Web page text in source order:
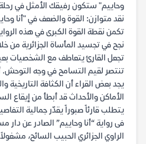
وحاييم" ستكون رفيقك الأمثل في
نقد متوازن: القوة والضعف في "أنا
تكمن نقطة القوة الكبرى في هذه
نجح في تجسيد المأساة الجزائرية من
تجعل القارئ يتعاطف مع الشخصيات
تنتصر لقيم التسامح في وجه التوحش.
يجد بعض القراء أن الكثافة
الأماكن والأحداث قد أبطأ من إيقاع
يتطلب قارئاً صبوراً يقدّر جمالية
فى رواية “أنا وحاييم” الصادر عن دار
الراوي الجزائري الحبيب السائح،